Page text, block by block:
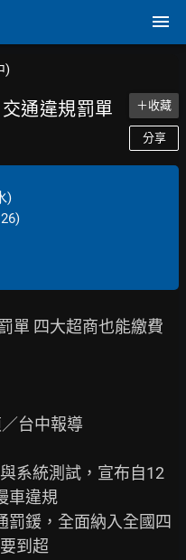
)
通違規罰單
＋收藏
分享
)
單 四大超商也能繳費
台中報導
系統測試，宣布自12
車違規
罰鍰，全面納入全國四
到超